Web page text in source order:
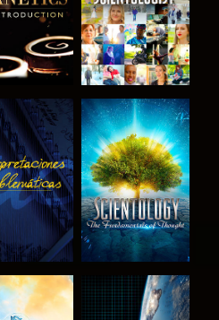
VE
EXPLORA LAS
SERIES